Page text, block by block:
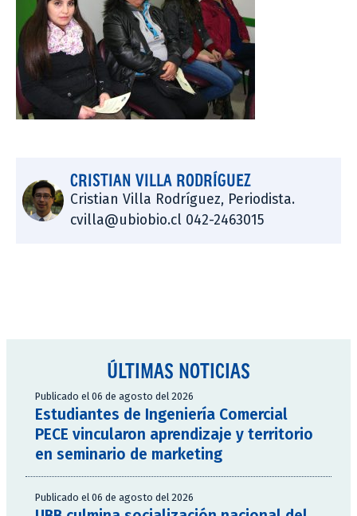
CRISTIAN VILLA RODRÍGUEZ
Cristian Villa Rodríguez, Periodista.
cvilla@ubiobio.cl 042-2463015
ÚLTIMAS NOTICIAS
Publicado el 06 de agosto del 2026
Estudiantes de Ingeniería Comercial
PECE vincularon aprendizaje y territorio
en seminario de marketing
Publicado el 06 de agosto del 2026